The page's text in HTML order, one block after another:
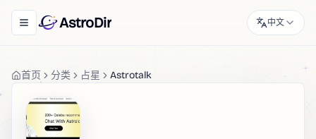
Toggle navigation menu
AstroDir 中文
首页 分类 占星 Astrotalk